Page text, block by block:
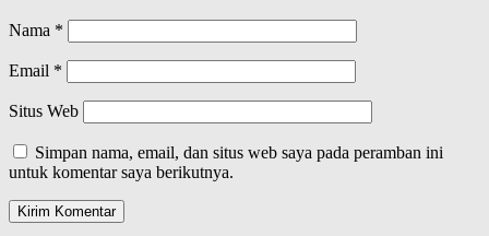
Nama *
Email *
Situs Web
Simpan nama, email, dan situs web saya pada peramban ini
untuk komentar saya berikutnya.